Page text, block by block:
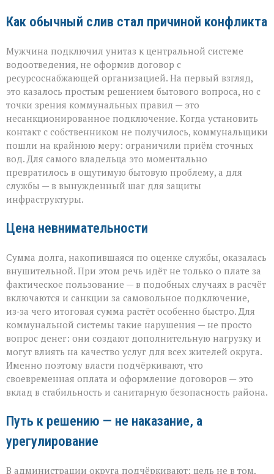
Как обычный слив стал причиной конфликта
Мужчина подключил унитаз к центральной системе
водоотведения, не оформив договор с
ресурсоснабжающей организацией. На первый взгляд,
это казалось простым решением бытового вопроса, но с
точки зрения коммунальных правил — это
несанкционированное подключение. Когда установить
контакт с собственником не получилось, коммунальщики
пошли на крайнюю меру: ограничили приём сточных
вод. Для самого владельца это моментально
превратилось в ощутимую бытовую проблему, а для
службы — в вынужденный шаг для защиты
инфраструктуры.
Цена невнимательности
Сумма долга, накопившаяся по оценке службы, оказалась
внушительной. При этом речь идёт не только о плате за
фактическое пользование — в подобных случаях в расчёт
включаются и санкции за самовольное подключение,
из‑за чего итоговая сумма растёт особенно быстро. Для
коммунальной системы такие нарушения — не просто
вопрос денег: они создают дополнительную нагрузку и
могут влиять на качество услуг для всех жителей округа.
Именно поэтому власти подчёркивают, что
своевременная оплата и оформление договоров — это
вклад в стабильность и санитарную безопасность района.
Путь к решению — не наказание, а
урегулирование
В администрации округа подчёркивают: цель не в том,